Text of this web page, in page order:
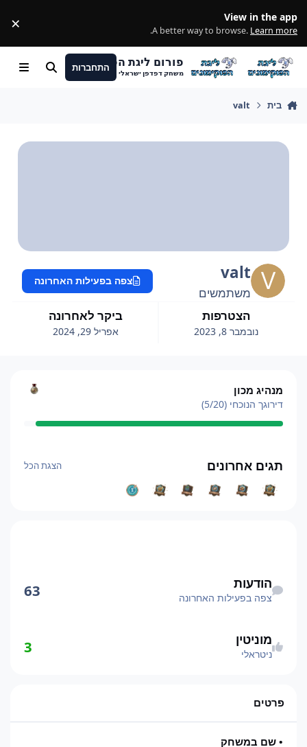
View in the app
A better way to browse. Learn more
.
×
פורום ליגת הפוקימונים
משחק דפדפן ישראלי
התחברות חיפוש Menu
בית valt
valt
משתמשים
הצטרפות
נובמבר 8, 2023
ביקר לאחרונה
אפריל 29, 2024
צפה בפעילות האחרונה
מנהיג מכון
דירוגך הנוכחי (5/20)
תגים אחרונים הצגת הכל
הודעות
צפה בפעילות האחרונה 63
מוניטין
ניטראלי 3
פרטים
• שם במשחק